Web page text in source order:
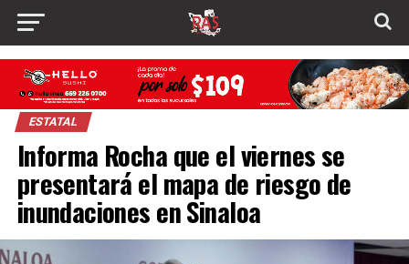
ESTATAL
Informa Rocha que el viernes se
presentará el mapa de riesgo de
inundaciones en Sinaloa